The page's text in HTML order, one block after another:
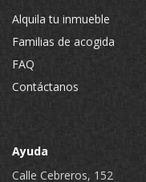
Alquila tu inmueble
Familias de acogida
FAQ
Contáctanos
Ayuda
Calle Cebreros, 152